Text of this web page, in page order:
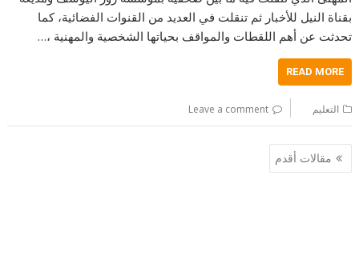
بقناة النيل للأخبار ثم تنقلت في العديد من القنوات الفضائية، كما
تحدثت عن أهم اللقطات والمواقف بحياتها الشخصية والمهنية ،…
READ MORE
التعليم Leave a comment
تصفّح
المقالات
مقالات أقدم